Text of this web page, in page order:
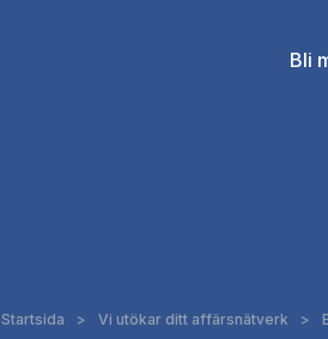
Bli
Startsida > Vi utökar ditt affärsnätverk >